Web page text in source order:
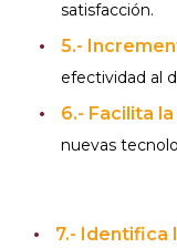
satisfacción.
5.-
efectividad al
6.- Facilita
nuevas
7.- Identifica